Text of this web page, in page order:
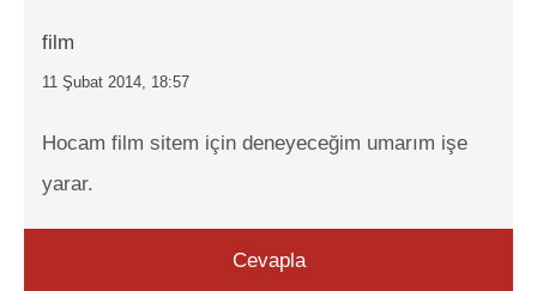
film
11 Şubat 2014, 18:57
Hocam film sitem için deneyeceğim umarım işe
yarar.
Cevapla